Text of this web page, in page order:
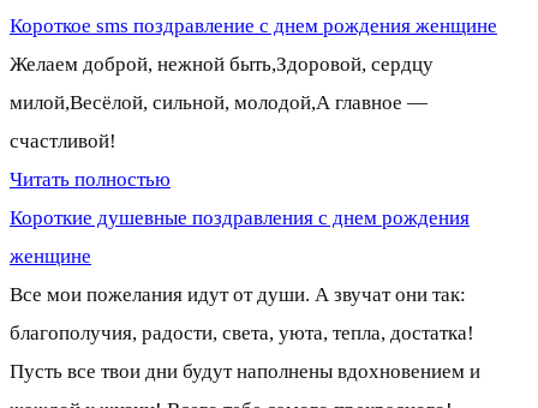
Короткое sms поздравление с днем рождения женщине
Желаем доброй, нежной быть,Здоровой, сердцу
милой,Весёлой, сильной, молодой,А главное —
счастливой!
Читать полностью
Короткие душевные поздравления с днем рождения
женщине
Все мои пожелания идут от души. А звучат они так:
благополучия, радости, света, уюта, тепла, достатка!
Пусть все твои дни будут наполнены вдохновением и